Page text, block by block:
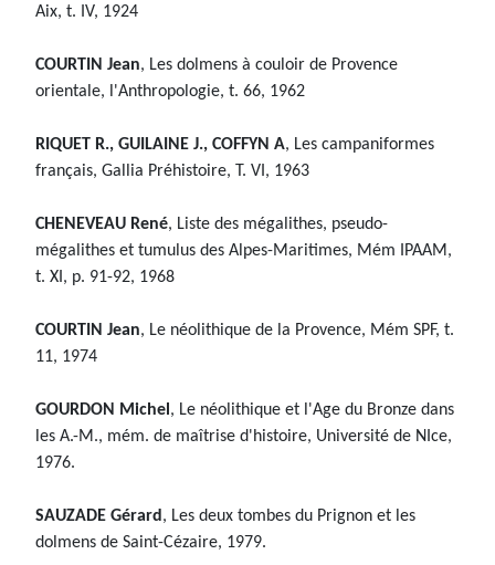
Aix, t. IV, 1924
COURTIN Jean, Les dolmens à couloir de Provence
orientale, l'Anthropologie, t. 66, 1962
RIQUET R., GUILAINE J., COFFYN A, Les campaniformes
français, Gallia Préhistoire, T. VI, 1963
CHENEVEAU René, Liste des mégalithes, pseudo-
mégalithes et tumulus des Alpes-Maritimes, Mém IPAAM,
t. XI, p. 91-92, 1968
COURTIN Jean, Le néolithique de la Provence, Mém SPF, t.
11, 1974
GOURDON Michel, Le néolithique et l'Age du Bronze dans
les A.-M., mém. de maîtrise d'histoire, Université de NIce,
1976.
SAUZADE Gérard, Les deux tombes du Prignon et les
dolmens de Saint-Cézaire, 1979.